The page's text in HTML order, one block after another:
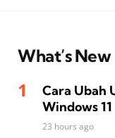
What’s New
Cara Ubah
Windows 11
23 hours ago